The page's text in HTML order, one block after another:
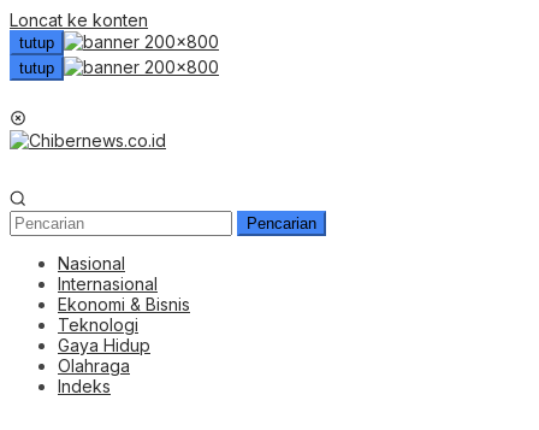
Loncat ke konten
tutup
tutup
Pencarian
Nasional
Internasional
Ekonomi & Bisnis
Teknologi
Gaya Hidup
Olahraga
Indeks